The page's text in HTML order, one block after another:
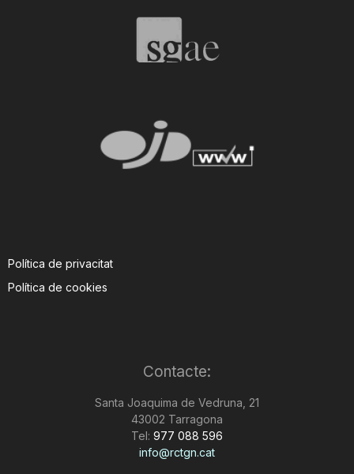
g
Política de privacitat
Política de cookies
Contacte:
Santa Joaquima de Vedruna, 21
43002 Tarragona
Tel: 977 088 596
info@rctgn.cat